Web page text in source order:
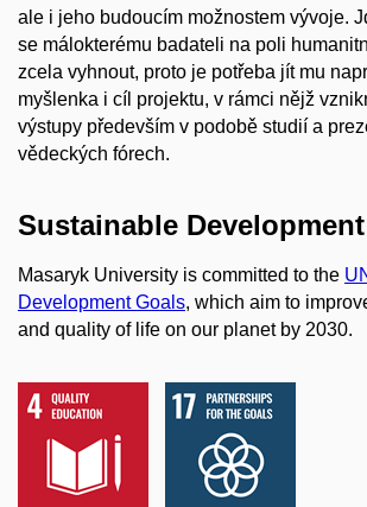
ale i jeho budoucím možnostem vývoje.
se málokterému badateli na poli
zcela vyhnout, proto je potřeba jít mu
myšlenka i cíl projektu, v rámci nějž
výstupy především v podobě studií a
vědeckých fórech.
Sustainable
Masaryk University is committed to the
Development Goals, which aim to
and quality of life on our planet by 2030.